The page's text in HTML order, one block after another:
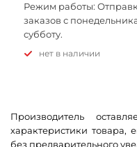
Режим работы:
заказов с
субботу.
Нет в наличии
Производитель
характеристики товара,
без предварительного